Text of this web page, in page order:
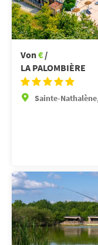
Von€ /
LA PALOMBIÈRE
Sainte-